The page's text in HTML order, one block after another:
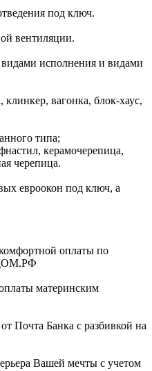
под ключ.
вентиляции.
исполнения и видами
вагонка, блок-хаус,
типа;
керамочерепица,
черепица.
евроокон под ключ, а
оплаты по
ДОМ.РФ
материнским
Почта Банка с разбивкой на
Вашей мечты с учетом